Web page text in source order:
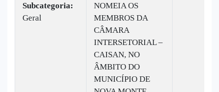
Subcategoria:
Geral
NOMEIA OS
MEMBROS DA
CÂMARA
INTERSETORIAL –
CAISAN, NO
ÂMBITO DO
MUNICÍPIO DE